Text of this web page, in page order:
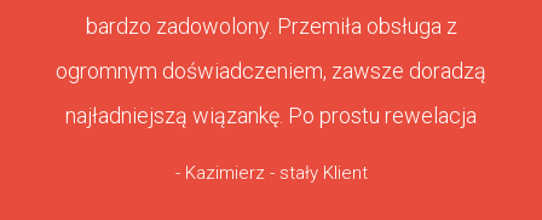
bardzo zadowolony. Przemiła obsługa z
ogromnym doświadczeniem, zawsze doradzą
najładniejszą wiązankę. Po prostu rewelacja
- Kazimierz - stały Klient